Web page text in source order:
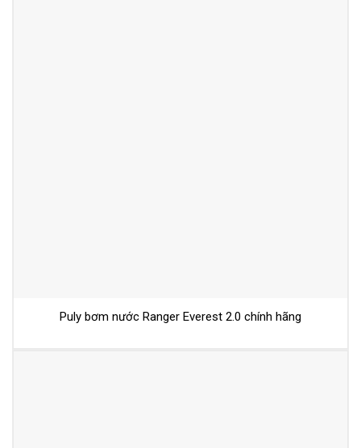
Puly bơm nước Ranger Everest 2.0 chính hãng